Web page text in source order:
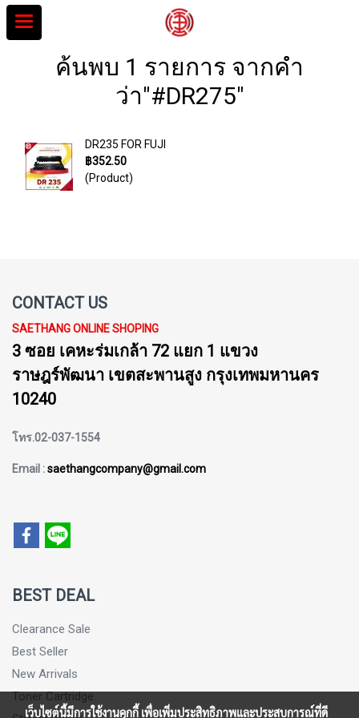
ค้นพบ 1 รายการ จากคำ
ว่า"#DR275"
DR235 FOR FUJI
฿352.50
(Product)
CONTACT US
SAETHANG ONLINE SHOPING
3 ซอย เคหะร่มเกล้า 72 แยก 1 แขวง
ราษฎร์พัฒนา เขตสะพานสูง กรุงเทพมหานคร
10240
โทร.02-037-1554
Email :saethangcompany@gmail.com
BEST DEAL
Clearance Sale
Best Seller
New Arrivals
Toner Cartridge
เว็บไซต์นี้มีการใช้งานคุกกี้ เพื่อเพิ่มประสิทธิภาพและประสบการณ์ที่ดี